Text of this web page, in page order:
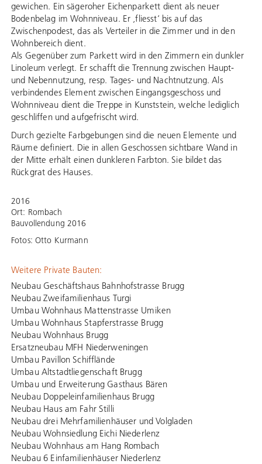
gewichen. Ein sägeroher Eichenparkett dient als neuer
Bodenbelag im Wohnniveau. Er ‚fliesst‘ bis auf das
Zwischenpodest, das als Verteiler in die Zimmer und in den
Wohnbereich dient.
Als Gegenüber zum Parkett wird in den Zimmern ein dunkler
Linoleum verlegt. Er schafft die Trennung zwischen Haupt-
und Nebennutzung, resp. Tages- und Nachtnutzung. Als
verbindendes Element zwischen Eingangsgeschoss und
Wohnniveau dient die Treppe in Kunststein, welche lediglich
geschliffen und aufgefrischt wird.
Durch gezielte Farbgebungen sind die neuen Elemente und
Räume definiert. Die in allen Geschossen sichtbare Wand in
der Mitte erhält einen dunkleren Farbton. Sie bildet das
Rückgrat des Hauses.
2016
Ort: Rombach
Bauvollendung 2016
Fotos: Otto Kurmann
Weitere Private Bauten:
Neubau Geschäftshaus Bahnhofstrasse Brugg
Neubau Zweifamilienhaus Turgi
Umbau Wohnhaus Mattenstrasse Umiken
Umbau Wohnhaus Stapferstrasse Brugg
Neubau Wohnhaus Brugg
Ersatzneubau MFH Niederweningen
Umbau Pavillon Schifflände
Umbau Altstadtliegenschaft Brugg
Umbau und Erweiterung Gasthaus Bären
Neubau Doppeleinfamilienhaus Brugg
Neubau Haus am Fahr Stilli
Neubau drei Mehrfamilienhäuser und Volgladen
Neubau Wohnsiedlung Eichi Niederlenz
Neubau Wohnhaus am Hang Rombach
Neubau 6 Einfamilienhäuser Niederlenz